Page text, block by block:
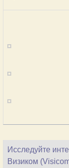
Исследуйте
Визиком